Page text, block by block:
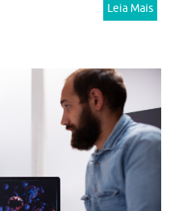
Leia Mais